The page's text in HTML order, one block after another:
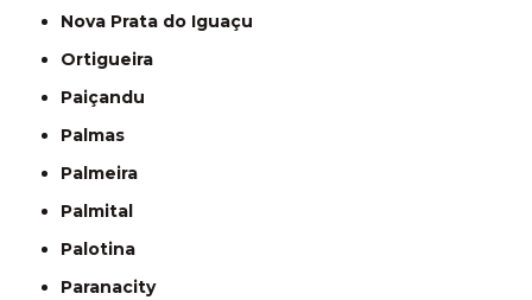
Nova Prata do Iguaçu
Ortigueira
Paiçandu
Palmas
Palmeira
Palmital
Palotina
Paranacity